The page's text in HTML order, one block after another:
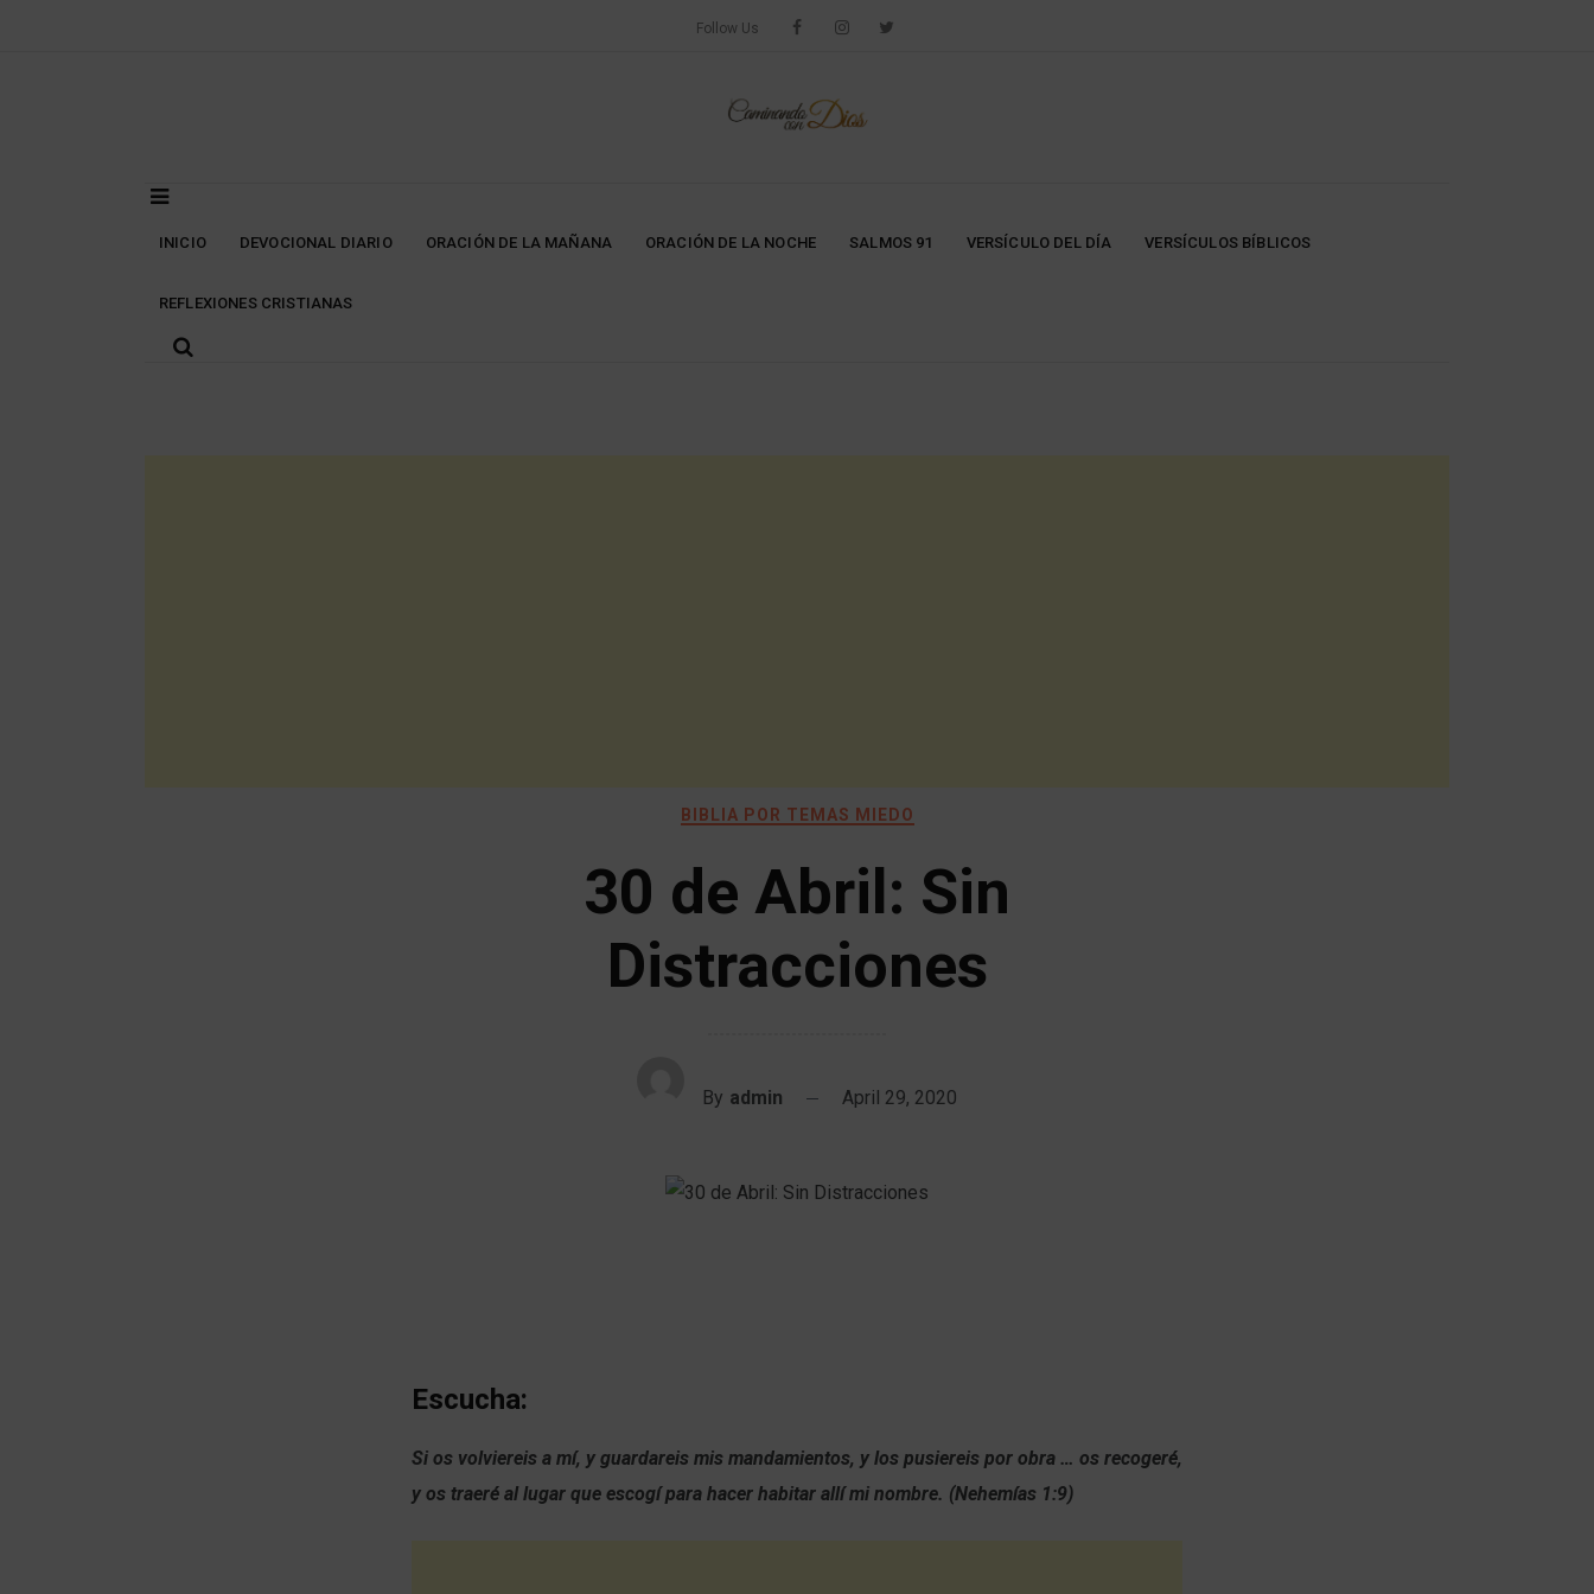
Follow Us
INICIO DEVOCIONAL DIARIO ORACIÓN DE LA MAÑANA ORACIÓN DE LA NOCHE SALMOS 91 VERSÍCULO DEL DÍA VERSÍCULOS BÍBLICOS
REFLEXIONES CRISTIANAS
BIBLIA POR TEMAS MIEDO
30 de Abril: Sin
Distracciones
By admin April 29, 2020
Escucha:
Si os volviereis a mí, y guardareis mis mandamientos, y los pusiereis por obra … os recogeré,
y os traeré al lugar que escogí para hacer habitar allí mi nombre. (Nehemías 1:9)